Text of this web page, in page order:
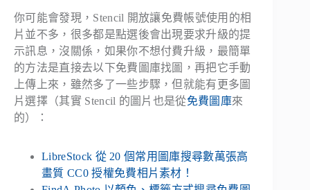
你可能會發現，Stencil 開放讓免費帳號使用的相
片並不多，很多都是點選後會出現要求升級的提
示訊息，沒關係，如果你不想付費升級，最簡單
的方法是直接去以下免費圖庫找圖，再把它手動
上傳上來，雖然多了一些步驟，但就能有更多圖
片選擇（其實 Stencil 的圖片也是從免費圖庫來
的）：
LibreStock 從 20 個常用圖庫搜尋數萬張高
畫質 CC0 授權免費相片素材！